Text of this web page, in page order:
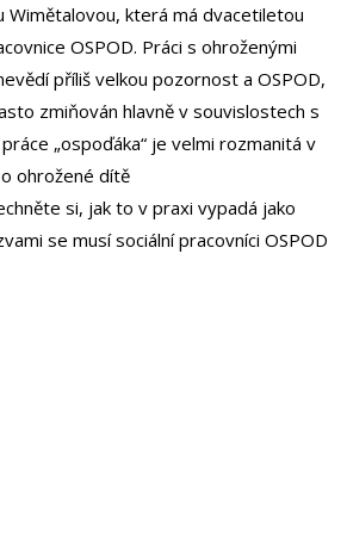
Wimětalovou, která má dvacetiletou
OSPOD. Práci s ohroženými
příliš velkou pozornost a OSPOD,
zmiňován hlavně v souvislostech s
„ospoďáka“ je velmi rozmanitá v
ohrožené dítě
si, jak to v praxi vypadá jako
se musí sociální pracovníci OSPOD